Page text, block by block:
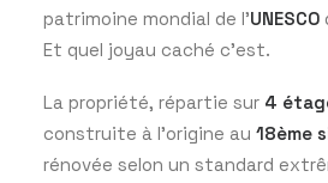
patrimoine mondial de l’UNESCO
Et quel joyau caché c’est.
La propriété, répartie sur 4
construite à l’origine au 18ème
rénovée selon un standard